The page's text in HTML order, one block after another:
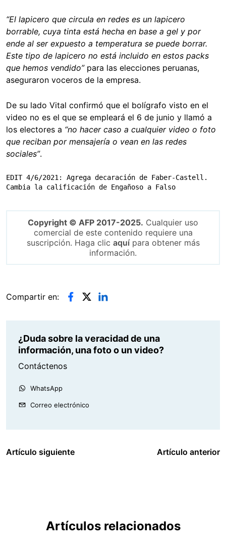
“El lapicero que circula en redes es un lapicero
borrable, cuya tinta está hecha en base a gel y por
ende al ser expuesto a temperatura se puede borrar.
Este tipo de lapicero no está incluido en estos packs
que hemos vendido”para las elecciones peruanas,
aseguraron voceros de la empresa.
De su lado Vital confirmó que el bolígrafo visto en el
video no es el que se empleará el 6 de junio y llamó a
los electores a “no hacer caso a cualquier video o foto
que reciban por mensajería o vean en las redes
sociales”.
EDIT 4/6/2021: Agrega decaración de Faber-Castell.
Cambia la calificación de Engañoso a Falso
Copyright © AFP 2017-2025. Cualquier uso
comercial de este contenido requiere una
suscripción. Haga clic aquípara obtener más
información.
Compartir en:
¿Duda sobre la veracidad de una
información, una foto o un video?
Contáctenos
WhatsApp
Correo electrónico
Artículo siguiente Artículo anterior
Artículos relacionados